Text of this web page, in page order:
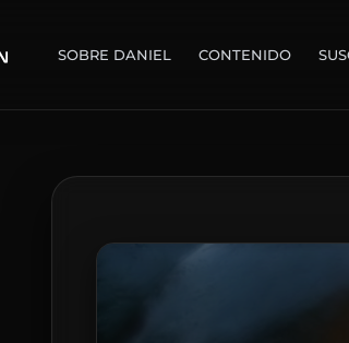
SOBRE DANIEL CONTENIDO